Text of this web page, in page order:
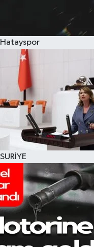
Hatayspor
SURİYE